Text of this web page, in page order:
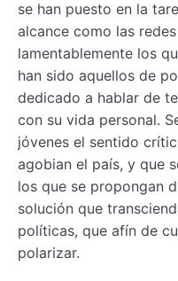
se han puesto en la
alcance como las
lamentablemente los
han sido aquellos de
dedicado a hablar de
con su vida personal.
jóvenes el sentido
agobian el país, y que
los que se propongan
solución que
políticas, que afín de
polarizar.